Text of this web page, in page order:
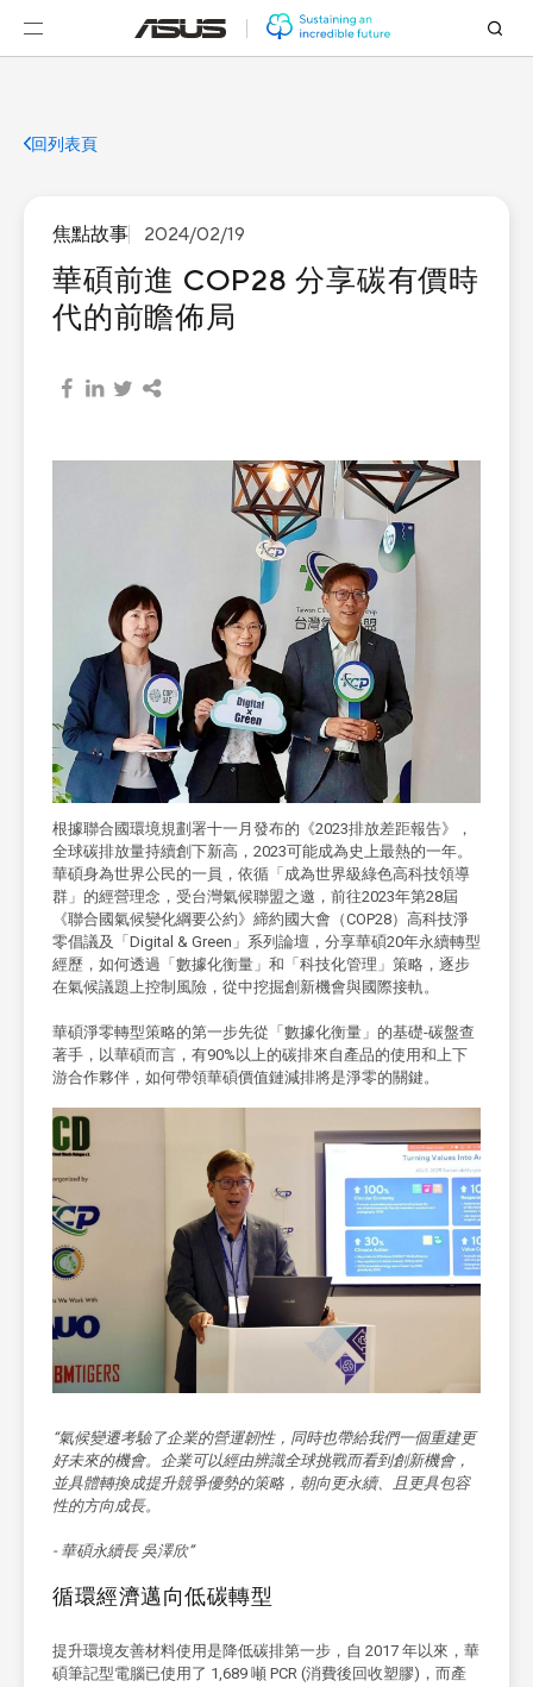
回列表頁
焦點故事 2024/02/19
華碩前進 COP28 分享碳有價時
代的前瞻佈局
根據聯合國環境規劃署十一月發布的《2023排放差距報告》，
全球碳排放量持續創下新高，2023可能成為史上最熱的一年。
華碩身為世界公民的一員，依循「成為世界級綠色高科技領導
群」的經營理念，受台灣氣候聯盟之邀，前往2023年第28屆
《聯合國氣候變化綱要公約》締約國大會（COP28）高科技淨
零倡議及「Digital & Green」系列論壇，分享華碩20年永續轉型
經歷，如何透過「數據化衡量」和「科技化管理」策略，逐步
在氣候議題上控制風險，從中挖掘創新機會與國際接軌。
華碩淨零轉型策略的第一步先從「數據化衡量」的基礎-碳盤查
著手，以華碩而言，有90%以上的碳排來自產品的使用和上下
游合作夥伴，如何帶領華碩價值鏈減排將是淨零的關鍵。
“氣候變遷考驗了企業的營運韌性，同時也帶給我們一個重建更
好未來的機會。企業可以經由辨識全球挑戰而看到創新機會，
並具體轉換成提升競爭優勢的策略，朝向更永續、且更具包容
性的方向成長。
- 華碩永續長 吳澤欣”
循環經濟邁向低碳轉型
提升環境友善材料使用是降低碳排第一步，自 2017 年以來，華
碩筆記型電腦已使用了 1,689 噸 PCR (消費後回收塑膠)，而產